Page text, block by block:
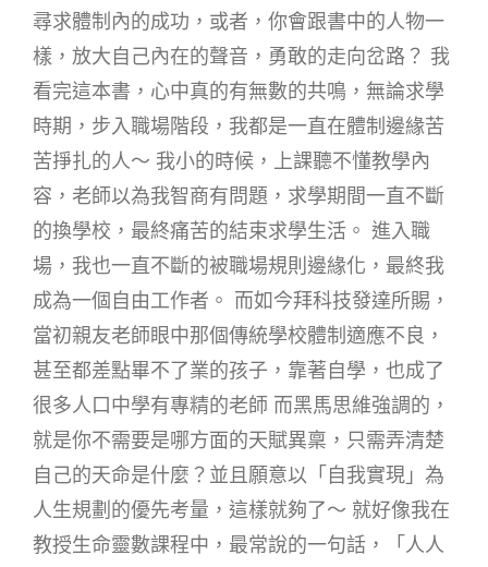
尋求體制內的成功，或者，你會跟書中的人物一
樣，放大自己內在的聲音，勇敢的走向岔路？ 我
看完這本書，心中真的有無數的共鳴，無論求學
時期，步入職場階段，我都是一直在體制邊緣苦
苦掙扎的人～ 我小的時候，上課聽不懂教學內
容，老師以為我智商有問題，求學期間一直不斷
的換學校，最終痛苦的結束求學生活。 進入職
場，我也一直不斷的被職場規則邊緣化，最終我
成為一個自由工作者。 而如今拜科技發達所賜，
當初親友老師眼中那個傳統學校體制適應不良，
甚至都差點畢不了業的孩子，靠著自學，也成了
很多人口中學有專精的老師 而黑馬思維強調的，
就是你不需要是哪方面的天賦異稟，只需弄清楚
自己的天命是什麼？並且願意以「自我實現」為
人生規劃的優先考量，這樣就夠了～ 就好像我在
教授生命靈數課程中，最常說的一句話，「人人